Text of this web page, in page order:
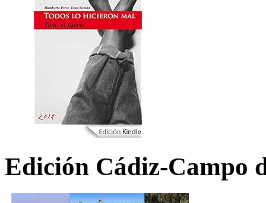
Edición Cádiz-Campo